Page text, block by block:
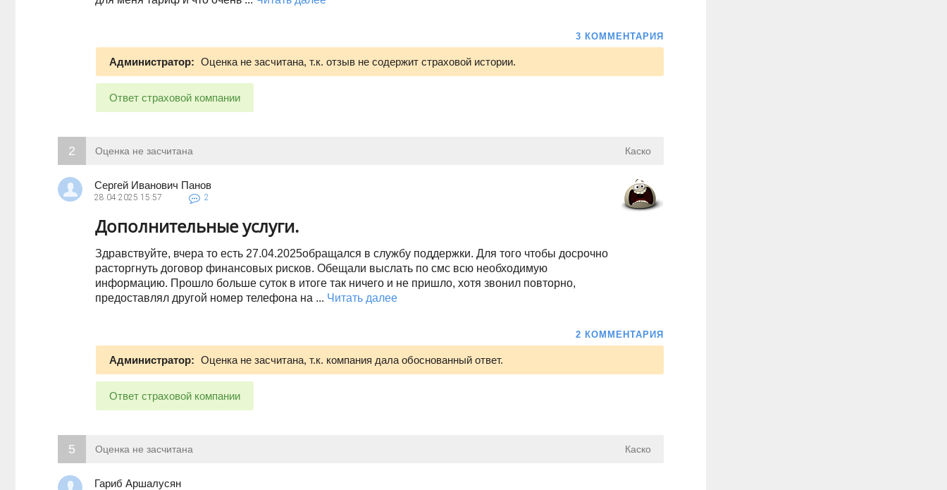
3 КОММЕНТАРИЯ
Администратор: Оценка не засчитана, т.к. отзыв не содержит страховой истории.
Ответ страховой компании
2 Оценка не засчитана Каско
Сергей Иванович Панов
28.04.2025 15:57 2
Дополнительные услуги.
Здравствуйте, вчера то есть 27.04.2025обращался в службу поддержки. Для того чтобы досрочно
расторгнуть договор финансовых рисков. Обещали выслать по смс всю необходимую
информацию. Прошло больше суток в итоге так ничего и не пришло, хотя звонил повторно,
предоставлял другой номер телефона на ... Читать далее
2 КОММЕНТАРИЯ
Администратор: Оценка не засчитана, т.к. компания дала обоснованный ответ.
Ответ страховой компании
5 Оценка не засчитана Каско
Гариб Аршалусян